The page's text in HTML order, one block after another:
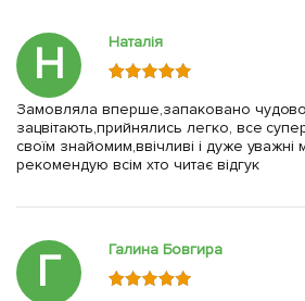
Н Наталія
Замовляла вперше,запаковано
зацвітають,прийнялись легко, все
своїм знайомим,ввічливі і дуже
рекомендую всім хто читає відгук
Г Галина Бовгира